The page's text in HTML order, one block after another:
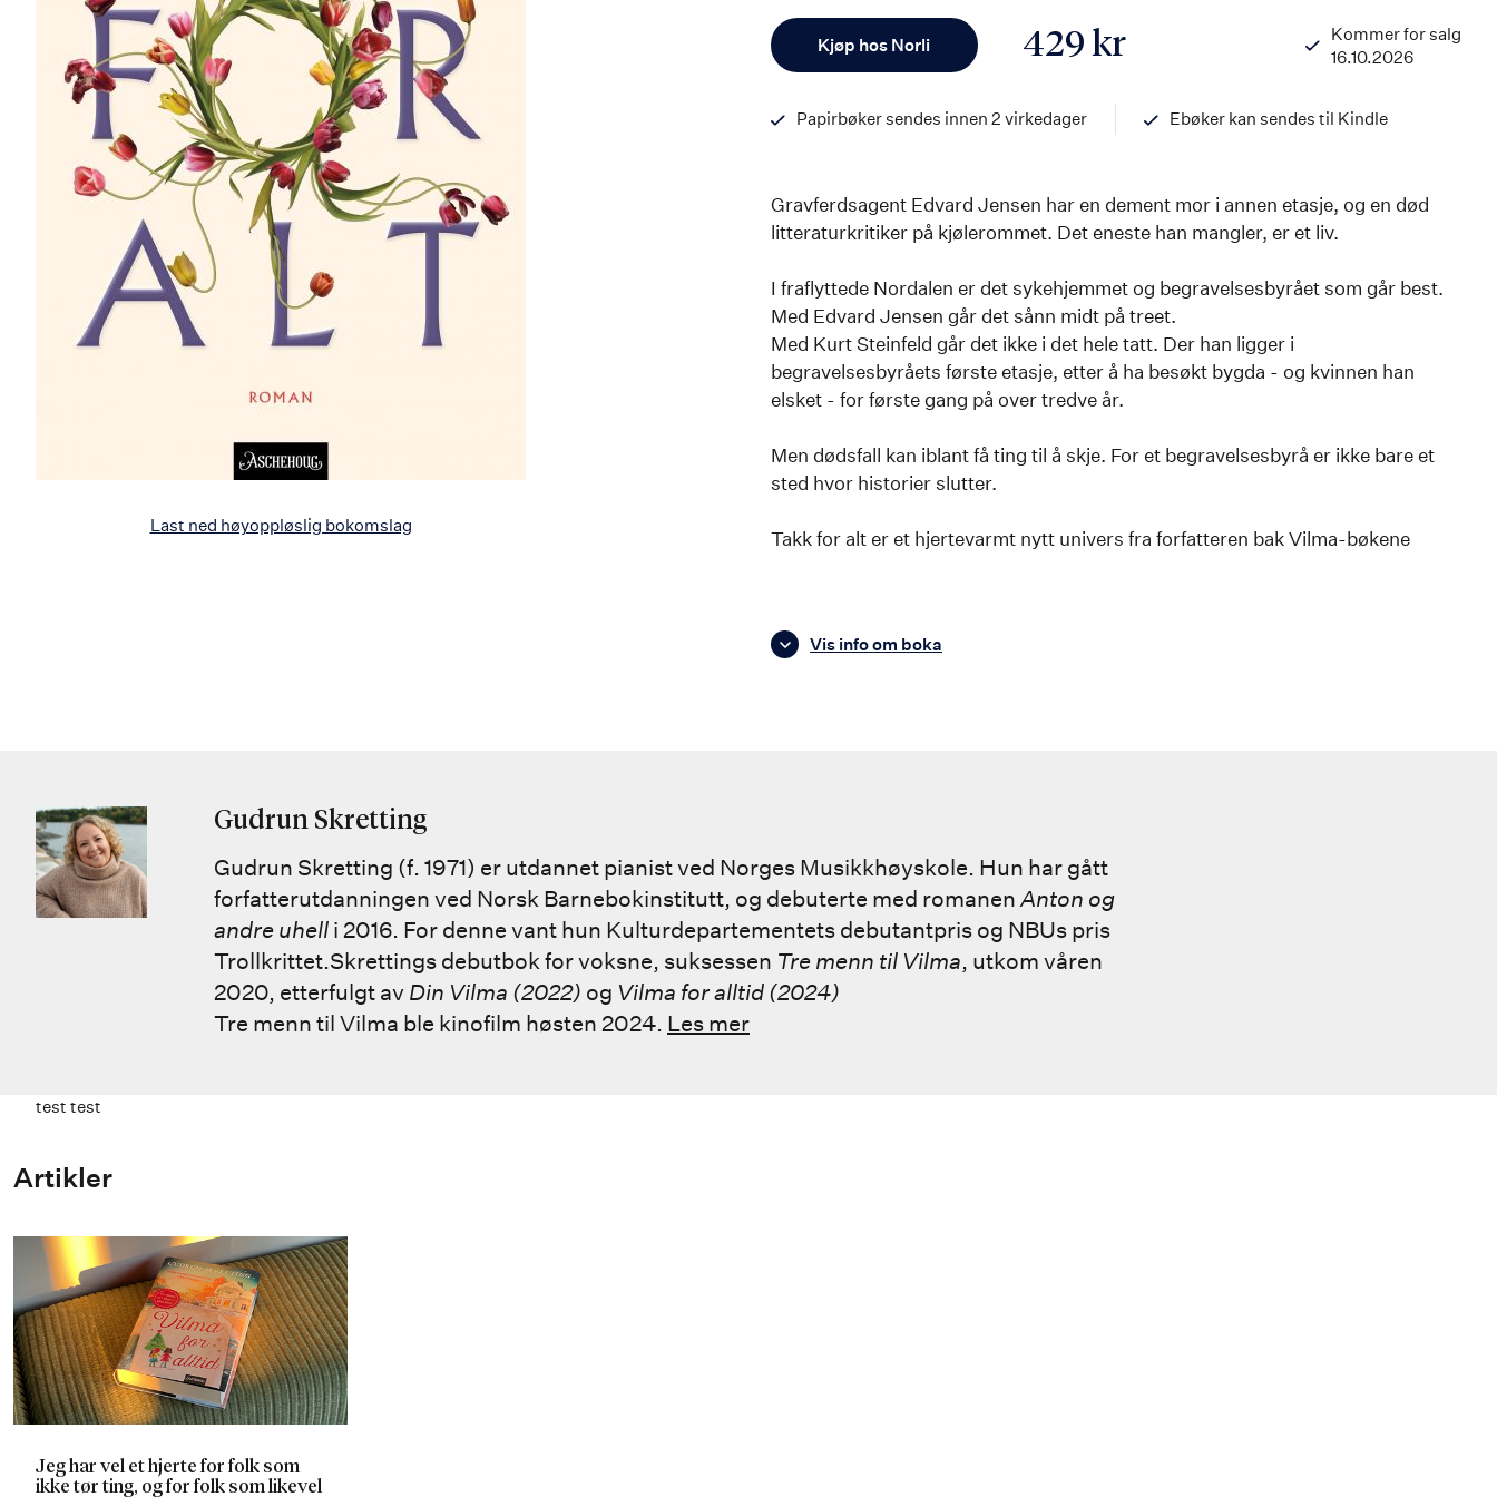
Last ned høyoppløslig bokomslag
Kjøp hos Norli 429 kr
Kommer for salg
16.10.2026
Papirbøker sendes innen 2 virkedager Ebøker kan sendes til Kindle
Gravferdsagent Edvard Jensen har en dement mor i annen etasje, og en død
litteraturkritiker på kjølerommet. Det eneste han mangler, er et liv.
I fraflyttede Nordalen er det sykehjemmet og begravelsesbyrået som går best.
Med Edvard Jensen går det sånn midt på treet.
Med Kurt Steinfeld går det ikke i det hele tatt. Der han ligger i
begravelsesbyråets første etasje, etter å ha besøkt bygda - og kvinnen han
elsket - for første gang på over tredve år.
Men dødsfall kan iblant få ting til å skje. For et begravelsesbyrå er ikke bare et
sted hvor historier slutter.
Takk for alt er et hjertevarmt nytt univers fra forfatteren bak Vilma-bøkene
Vis info om boka
Gudrun Skretting
Gudrun Skretting (f. 1971) er utdannet pianist ved Norges Musikkhøyskole. Hun har gått
forfatterutdanningen ved Norsk Barnebokinstitutt, og debuterte med romanenAnton og
andre uhell i 2016. For denne vant hun Kulturdepartementets debutantpris og NBUs pris
Trollkrittet.Skrettings debutbok for voksne, suksessen Tre menn til Vilma, utkom våren
2020, etterfulgt av Din Vilma (2022) og Vilma for alltid (2024)
Tre menn til Vilma ble kinofilm høsten 2024. Les mer
test test
Artikler
Jeg har vel et hjerte for folk som
ikke tør ting, og for folk som likevel